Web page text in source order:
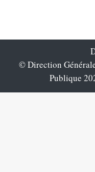
© Direction
Publique